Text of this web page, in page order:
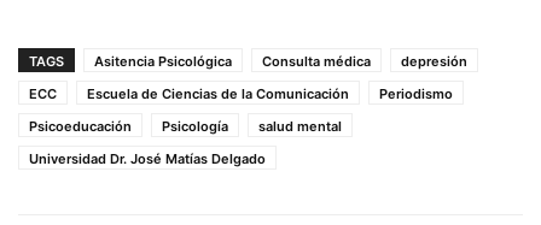
TAGS Asitencia Psicológica Consulta médica
depresión
ECC
Escuela de Ciencias de la Comunicación
Periodismo
Psicoeducación
Psicología
salud mental
Universidad Dr. José Matías Delgado